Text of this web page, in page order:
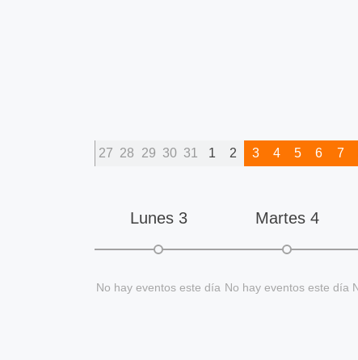
27 28 29 30 31 1 2 3 4 5 6 7
Lunes 3
No hay eventos este día
Martes 4
No hay eventos este día